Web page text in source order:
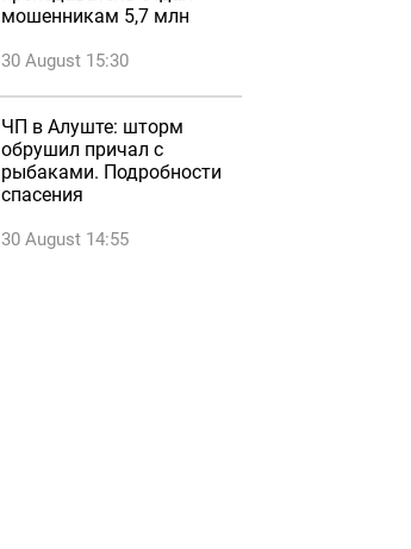
мошенникам 5,7 млн
30 August 15:30
ЧП в Алуште: шторм
обрушил причал с
рыбаками. Подробности
спасения
30 August 14:55